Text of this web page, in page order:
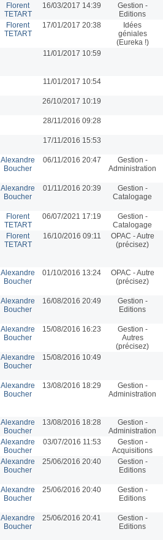
Florent
TETART
16/03/2017 14:39
Gestion -
Editions
Florent
TETART
17/01/2017 20:38
Idées
géniales
(Eureka !)
11/01/2017 10:59
11/01/2017 10:54
26/10/2017 10:19
28/11/2016 09:28
17/11/2016 15:53
Alexandre
Boucher
06/11/2016 20:47
Gestion -
Administration
Alexandre
Boucher
01/11/2016 20:39
Gestion -
Catalogage
Florent
TETART
06/07/2021 17:19
Gestion -
Catalogage
Florent
TETART
16/10/2016 09:11
OPAC - Autre
(précisez)
Alexandre
Boucher
01/10/2016 13:24
OPAC - Autre
(précisez)
Alexandre
Boucher
16/08/2016 20:49
Gestion -
Editions
Alexandre
Boucher
15/08/2016 16:23
Gestion -
Autres
(précisez)
Alexandre
Boucher
15/08/2016 10:49
Alexandre
Boucher
13/08/2016 18:29
Gestion -
Administration
Alexandre
Boucher
13/08/2016 18:28
Gestion -
Administration
Alexandre
Boucher
03/07/2016 11:53
Gestion -
Acquisitions
Alexandre
Boucher
25/06/2016 20:40
Gestion -
Editions
Alexandre
Boucher
25/06/2016 20:40
Gestion -
Editions
Alexandre
Boucher
25/06/2016 20:41
Gestion -
Editions